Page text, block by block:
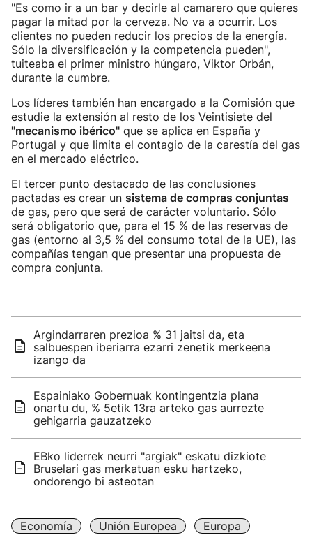
"Es como ir a un bar y decirle al camarero que quieres
pagar la mitad por la cerveza. No va a ocurrir. Los
clientes no pueden reducir los precios de la energía.
Sólo la diversificación y la competencia pueden",
tuiteaba el primer ministro húngaro, Viktor Orbán,
durante la cumbre.
Los líderes también han encargado a la Comisión que
estudie la extensión al resto de los Veintisiete del
"mecanismo ibérico" que se aplica en España y
Portugal y que limita el contagio de la carestía del gas
en el mercado eléctrico.
El tercer punto destacado de las conclusiones
pactadas es crear un sistema de compras conjuntas
de gas, pero que será de carácter voluntario. Sólo
será obligatorio que, para el 15 % de las reservas de
gas (entorno al 3,5 % del consumo total de la UE), las
compañías tengan que presentar una propuesta de
compra conjunta.
Argindarraren prezioa % 31 jaitsi da, eta
salbuespen iberiarra ezarri zenetik merkeena
izango da
Espainiako Gobernuak kontingentzia plana
onartu du, % 5etik 13ra arteko gas aurrezte
gehigarria gauzatzeko
EBko liderrek neurri "argiak" eskatu dizkiote
Bruselari gas merkatuan esku hartzeko,
ondorengo bi asteotan
Economía Unión Europea
Europa